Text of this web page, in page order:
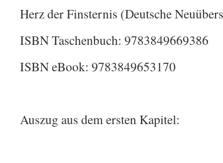
Herz der Finsternis (Deutsche
ISBN Taschenbuch: 9783849669386
ISBN eBook: 9783849653170
Auszug aus dem ersten Kapitel: